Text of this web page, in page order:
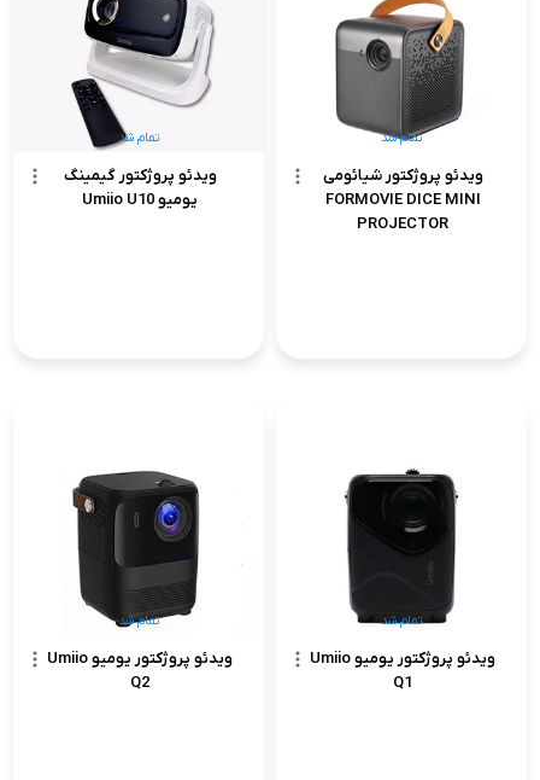
ویدئو پروژکتور شیائومی
FORMOVIE DICE MINI
PROJECTOR
تمام شد
ویدئو پروژکتور گیمینگ
یومیو Umiio U10
تمام شد
ویدئو پروژکتور یومیو Umiio
Q1
تمام شد
ویدئو پروژکتور یومیو Umiio
Q2
تمام شد